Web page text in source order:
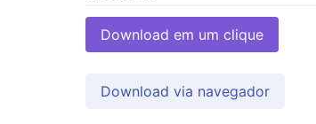
Download em um clique
Download via navegador